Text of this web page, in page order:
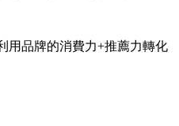
用品牌的消費力+推薦力轉化